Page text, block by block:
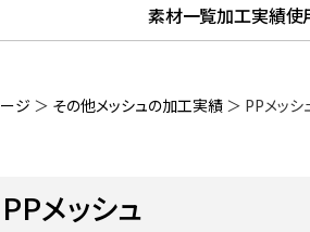
素材一覧加工実績使
ジ ＞ その他メッシュの加工実績 ＞ PPメッシ
PPメッシュ